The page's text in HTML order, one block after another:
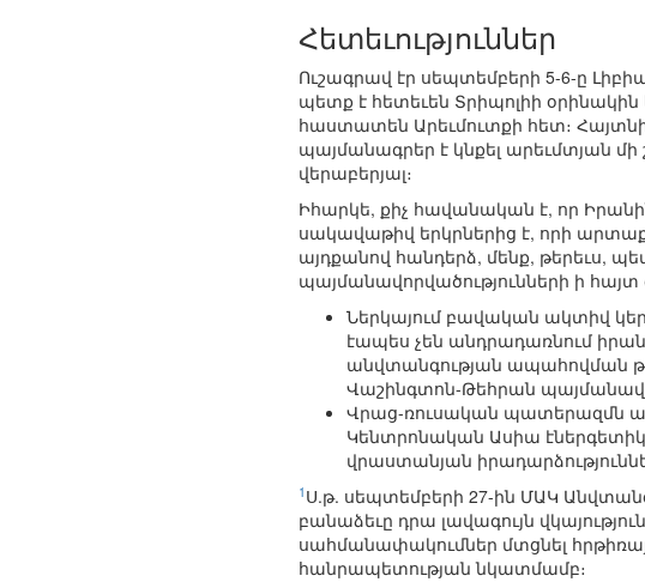
Հետեւություններ
Ուշագրավ էր սեպտեմբերի 5-6-ը
պետք է հետեւեն Տրիպոլիի
հաստատեն Արեւմուտքի հետ։ Հայտնի
պայմանագրեր է կնքել արեւմտյան
վերաբերյալ։
Իհարկե, քիչ հավանական է, որ
սակավաթիվ երկրներից է, որի
այդքանով հանդերձ, մենք, թերեւս,
պայմանավորվածությունների ի
Ներկայում բավական ակտիվ
էապես չեն անդրադառնում
անվտանգության ապահովման
Վաշինգտոն-Թեհրան
Վրաց-ռուսական պատերազմն
Կենտրոնական Ասիա
վրաստանյան
1 Ս.թ. սեպտեմբերի 27-ին ՄԱԿ
բանաձեւը դրա լավագույն
սահմանափակումներ մտցնել
հանրապետության նկատմամբ։